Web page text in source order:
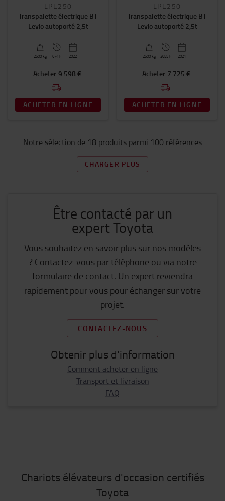
LPE250
Transpalette électrique BT
Levio autoporté 2,5t
2500 kg 674 h 2022
Acheter 9 598 €
ACHETER EN LIGNE
LPE250
Transpalette électrique BT
Levio autoporté 2,5t
2500 kg 2055 h 2021
Acheter 7 725 €
ACHETER EN LIGNE
Notre sélection de 18 produits parmi 100 références
CHARGER PLUS
Être contacté par un
expert Toyota
Vous souhaitez en savoir plus sur nos modèles
? Contactez-vous par téléphone ou via notre
formulaire de contact. Un expert reviendra
rapidement pour vous pour échanger sur votre
projet.
CONTACTEZ-NOUS
Obtenir plus d'information
Comment acheter en ligne
Transport et livraison
FAQ
Chariots élévateurs d'occasion certifiés
Toyota